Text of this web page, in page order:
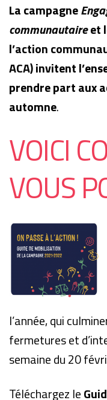
La campagne
communautaireet
l’action
ACA)invitent
prendre part aux
automne.
VOICI
VOUS
l’année, qui
fermetures et
semaine du 20
Téléchargez le